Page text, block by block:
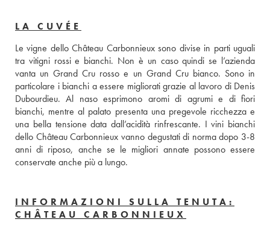
LA CUVÉE
Le vigne dello Château Carbonnieux sono divise in parti uguali
tra vitigni rossi e bianchi. Non è un caso quindi se l’azienda
vanta un Grand Cru rosso e un Grand Cru bianco. Sono in
particolare i bianchi a essere migliorati grazie al lavoro di Denis
Dubourdieu. Al naso esprimono aromi di agrumi e di fiori
bianchi, mentre al palato presenta una pregevole ricchezza e
una bella tensione data dall’acidità rinfrescante. I vini bianchi
dello Château Carbonnieux vanno degustati di norma dopo 3-8
anni di riposo, anche se le migliori annate possono essere
conservate anche più a lungo.
INFORMAZIONI SULLA TENUTA:
CHÂTEAU CARBONNIEUX